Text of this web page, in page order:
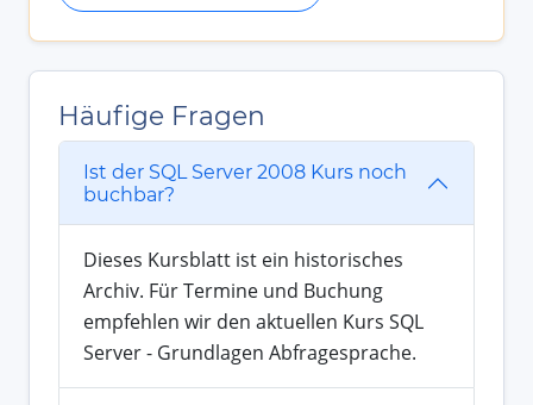
Häufige Fragen
Ist der SQL Server 2008 Kurs noch
buchbar?
Dieses Kursblatt ist ein historisches
Archiv. Für Termine und Buchung
empfehlen wir den aktuellen Kurs SQL
Server - Grundlagen Abfragesprache.